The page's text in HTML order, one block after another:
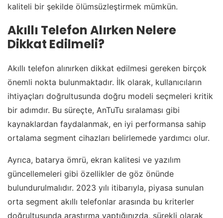
kaliteli bir şekilde ölümsüzleştirmek mümkün.
Akıllı Telefon Alırken Nelere
Dikkat Edilmeli?
Akıllı telefon alınırken dikkat edilmesi gereken birçok
önemli nokta bulunmaktadır. İlk olarak, kullanıcıların
ihtiyaçları doğrultusunda doğru modeli seçmeleri kritik
bir adımdır. Bu süreçte, AnTuTu sıralaması gibi
kaynaklardan faydalanmak, en iyi performansa sahip
ortalama segment cihazları belirlemede yardımcı olur.
Ayrıca, batarya ömrü, ekran kalitesi ve yazılım
güncellemeleri gibi özellikler de göz önünde
bulundurulmalıdır. 2023 yılı itibarıyla, piyasa sunulan
orta segment akıllı telefonlar arasında bu kriterler
doğrultusunda araştırma yaptığınızda, sürekli olarak